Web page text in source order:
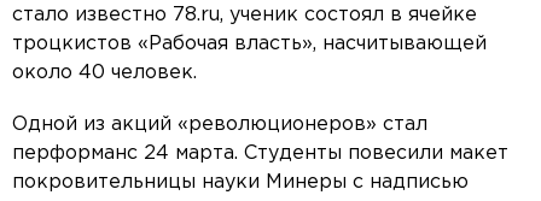
стало известно 78.ru, ученик состоял в ячейке
троцкистов «Рабочая власть», насчитывающей
около 40 человек.
Одной из акций «революционеров» стал
перформанс 24 марта. Студенты повесили макет
покровительницы науки Минеры с надписью